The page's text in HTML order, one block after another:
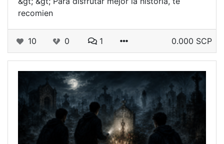
recomien
10 0 1 0.000 SCP